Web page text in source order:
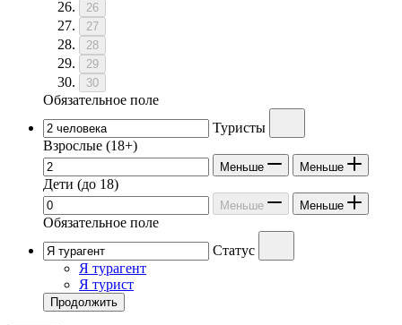
26
27
28
29
30
Обязательное поле
Туристы
Взрослые (18+)
Меньше Меньше
Дети (до 18)
Меньше Меньше
Обязательное поле
Статус
Я турагент
Я турист
Продолжить